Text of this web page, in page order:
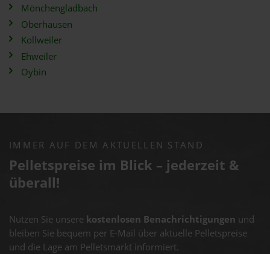
Mönchengladbach
Oberhausen
Kollweiler
Ehweiler
Oybin
IMMER AUF DEM AKTUELLEN STAND
Pelletspreise im Blick – jederzeit &
überall!
Nutzen Sie unsere kostenlosen Benachrichtigungen und
bleiben Sie bequem per E-Mail über aktuelle Pelletspreise
und die Lage am Pelletsmarkt informiert.